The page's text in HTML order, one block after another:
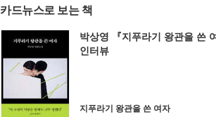
카드뉴스로 보는 책
박상영 『지푸라기 왕관을 쓴
인터뷰
지푸라기 왕관을 쓴 여자